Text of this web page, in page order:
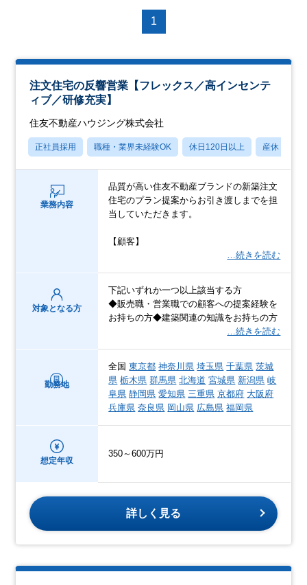
1
注文住宅の反響営業【フレックス／高インセンテ
ィブ／研修充実】
住友不動産ハウジング株式会社
正社員採用 職種・業界未経験OK 休日120日以上 産休・育休
業務内容
品質が高い住友不動産ブランドの新築注文
住宅のプラン提案からお引き渡しまでを担
当していただきます。
【顧客】
…続きを読む
対象となる方
下記いずれか一つ以上該当する方
◆販売職・営業職での顧客への提案経験を
お持ちの方◆建築関連の知識をお持ちの方
…続きを読む
勤務地
全国東京都 神奈川県 埼玉県 千葉県 茨城
県 栃木県 群馬県 北海道 宮城県 新潟県 岐
阜県 静岡県 愛知県 三重県 京都府 大阪府
兵庫県 奈良県 岡山県 広島県 福岡県
想定年収
350～600万円
詳しく見る